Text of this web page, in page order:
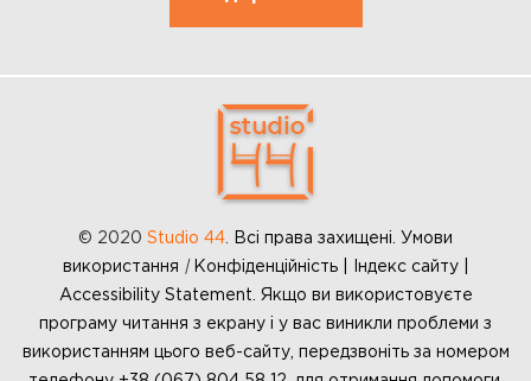
© 2020 Studio 44
Всі права захищені. Умови
використання | Конфіденційність | Індекс сайту |
Accessibility Statement. Якщо ви використовуєте
програму читання з екрану і у вас виникли проблеми з
використанням цього веб-сайту, передзвоніть за номером